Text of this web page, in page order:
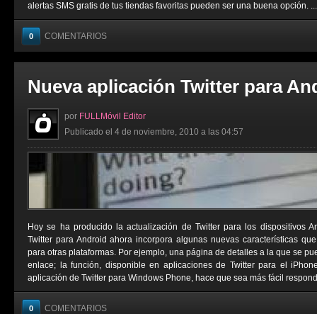
alertas SMS gratis de tus tiendas favoritas pueden ser una buena opción. ...
0 COMENTARIOS
Nueva aplicación Twitter para
por FULLMóvil Editor
Publicado el 4 de noviembre, 2010 a las 04:57
Hoy se ha producido la actualización de Twitter para los dispositivos
Twitter para Android ahora incorpora algunas nuevas características
para otras plataformas. Por ejemplo, una página de detalles a la que se
enlace; la función, disponible en aplicaciones de Twitter para el
aplicación de Twitter para Windows Phone, hace que sea más fácil
0 COMENTARIOS